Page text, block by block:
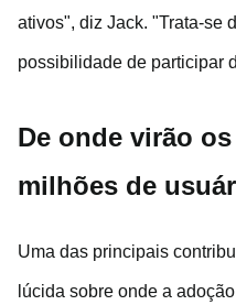
ativos", diz Jack. "Trata-se
possibilidade de participar
De onde virão
milhões de
Uma das principais
lúcida sobre onde a